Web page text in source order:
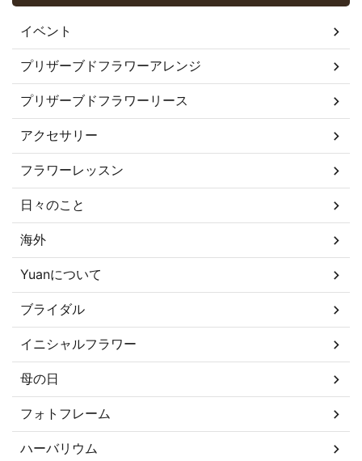
イベント
プリザーブドフラワーアレンジ
プリザーブドフラワーリース
アクセサリー
フラワーレッスン
日々のこと
海外
Yuanについて
ブライダル
イニシャルフラワー
母の日
フォトフレーム
ハーバリウム